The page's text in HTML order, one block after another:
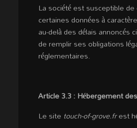
La société est susceptible
certaines données à
au-delà des délais annoncés
de remplir ses obligations
réglementaires.
Article 3.3 : Hébergement
Le site touch-of-grove.frest